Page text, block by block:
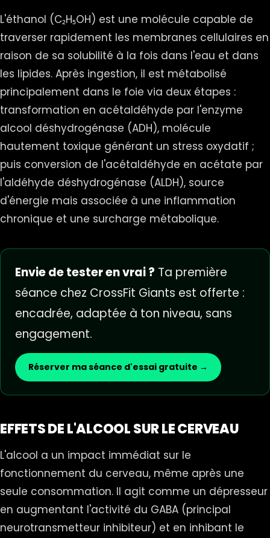
L'éthanol (C₂H₅OH) est une molécule capable de
traverser rapidement les membranes cellulaires en
raison de sa solubilité à la fois dans l'eau et dans
les lipides. Après ingestion, il est métabolisé
principalement dans le foie via deux étapes :
transformation en acétaldéhyde par l'enzyme
alcool déshydrogénase (ADH), molécule
hautement toxique générant un stress oxydatif ;
puis conversion de l'acétaldéhyde en acétate par
l'aldéhyde déshydrogénase (ALDH), source
d'énergie mais associée à une inflammation
chronique et une surcharge métabolique.
Envie de tester en vrai ? Ta première
séance chez CrossFit Giants est offerte :
encadrée, adaptée à ton niveau, sans
engagement.
Réserver ma séance d'essai gratuite →
EFFETS DE L'ALCOOL SUR LE CERVEAU
L'alcool a un impact immédiat sur le
fonctionnement du cerveau, même après une
seule consommation. Il agit comme un dépresseur
en augmentant l'activité du GABA (principal
neurotransmetteur inhibiteur) et en inhibant le